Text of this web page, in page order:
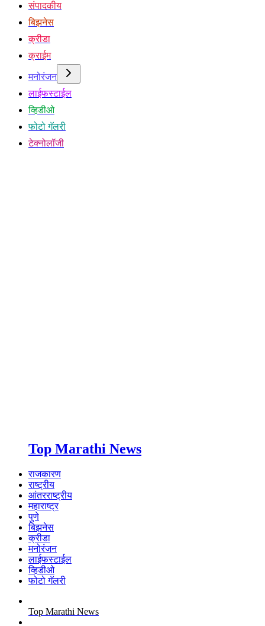
संपादकीय
बिझनेस
क्रीडा
क्राईम
मनोरंजन
लाईफस्टाईल
व्हिडीओ
फोटो गॅलरी
टेक्नोलॉजी
Top Marathi News
राजकारण
राष्ट्रीय
आंतरराष्ट्रीय
महाराष्ट्र
पुणे
बिझनेस
क्रीडा
मनोरंजन
लाईफस्टाईल
व्हिडीओ
फोटो गॅलरी
Top Marathi News